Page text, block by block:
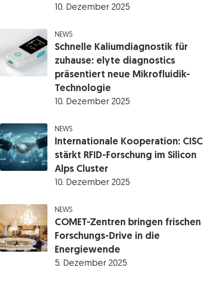
10. Dezember 2025
NEWS
Schnelle Kaliumdiagnostik für
zuhause: elyte diagnostics
präsentiert neue Mikrofluidik-
Technologie
10. Dezember 2025
NEWS
Internationale Kooperation: CISC
stärkt RFID-Forschung im Silicon
Alps Cluster
10. Dezember 2025
NEWS
COMET-Zentren bringen frischen
Forschungs-Drive in die
Energiewende
5. Dezember 2025